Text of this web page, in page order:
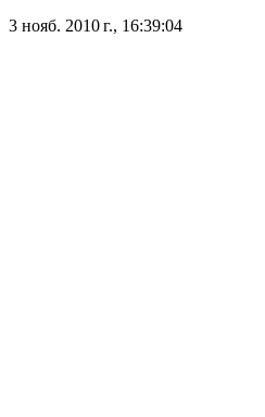
3 нояб. 2010 г., 16:39:04